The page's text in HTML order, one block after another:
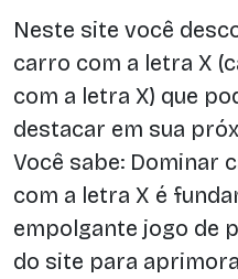
Neste site você
carro com a letra X
com a letra X) que
destacar em sua
Você sabe: Dominar
com a letra X é
empolgante jogo de
do site para